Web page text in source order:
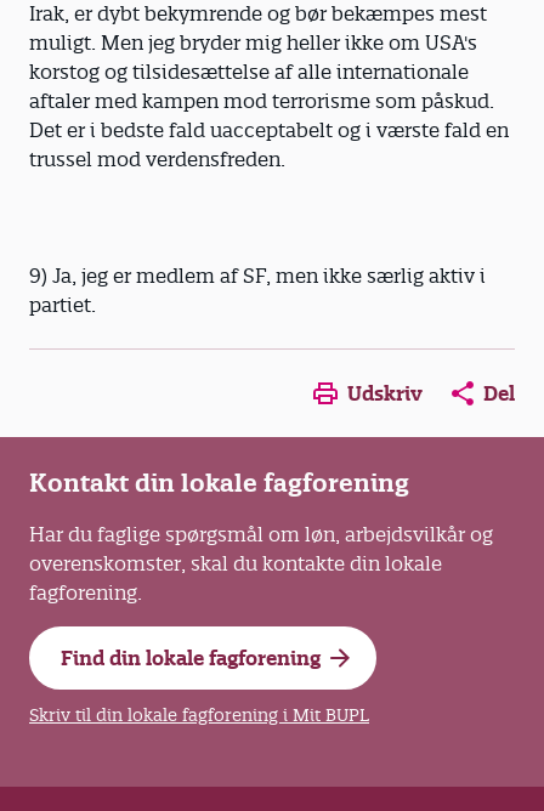
Irak, er dybt bekymrende og bør bekæmpes mest
muligt. Men jeg bryder mig heller ikke om USA's
korstog og tilsidesættelse af alle internationale
aftaler med kampen mod terrorisme som påskud.
Det er i bedste fald uacceptabelt og i værste fald en
trussel mod verdensfreden.
9) Ja, jeg er medlem af SF, men ikke særlig aktiv i
partiet.
Opens in a new window
Opens in a new
Opens in
Udskriv Del
Kontakt din lokale fagforening
Har du faglige spørgsmål om løn, arbejdsvilkår og
overenskomster, skal du kontakte din lokale
fagforening.
Find din lokale fagforening
Skriv til din lokale fagforening i Mit BUPL